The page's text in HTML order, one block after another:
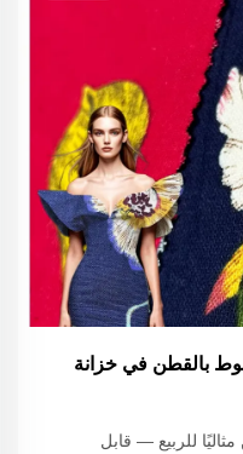
بالقطن في خزانة
للربيع — قابل